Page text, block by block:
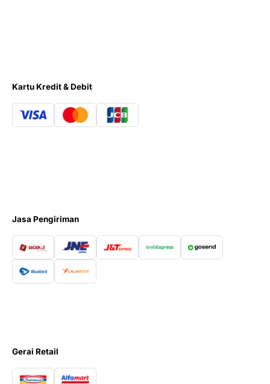
Kartu Kredit & Debit
Jasa Pengiriman
Gerai Retail